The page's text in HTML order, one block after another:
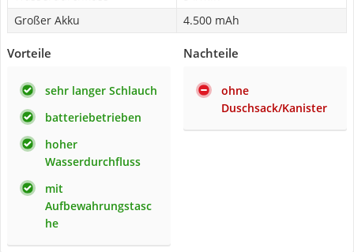
Großer Akku
4.500 mAh
Vorteile
sehr langer Schlauch
batteriebetrieben
hoher
Wasserdurchfluss
mit
Aufbewahrungstasc
he
Nachteile
ohne
Duschsack/Kanister